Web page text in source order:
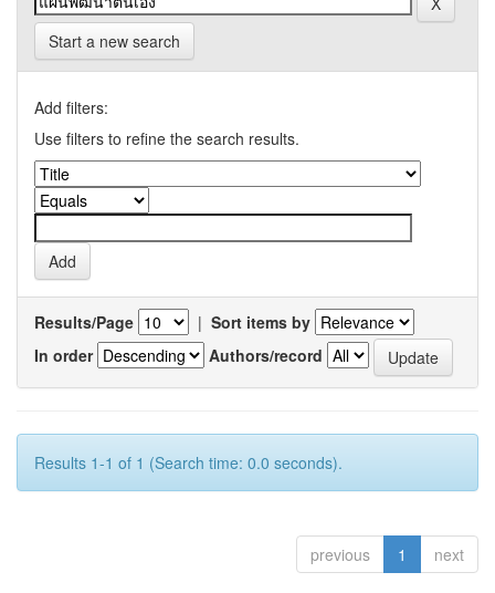
Start a new search
Add filters:
Use filters to refine the search results.
Results/Page | Sort items by
In order
Authors/record
Results 1-1 of 1 (Search time: 0.0 seconds).
previous 1 next